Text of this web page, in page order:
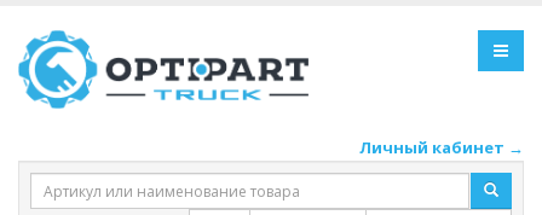
Личный кабинет →